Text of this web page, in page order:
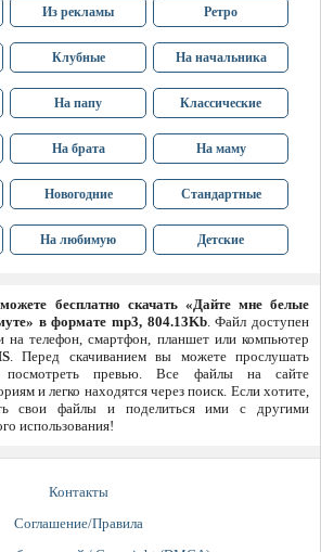
Из рекламы Ретро
Клубные На начальника
На папу Классические
На брата На маму
Новогодние Стандартные
На любимую Детские
бесплатно скачать «Дайте мне белые
в формате mp3, 804.13Kb. Файл доступен
на телефон, смартфон, планшет или компьютер
. Перед скачиванием вы можете прослушать
превью. Все файлы на сайте
и легко находятся через поиск. Если хотите,
свои файлы и поделиться ими с другими
использования!
Контакты
Соглашение/Правила